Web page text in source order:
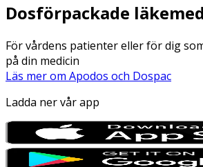
Dosförpackade
För vårdens patienter eller för dig
på din medicin
Läs mer om Apodos och Dospac
Ladda ner vår app